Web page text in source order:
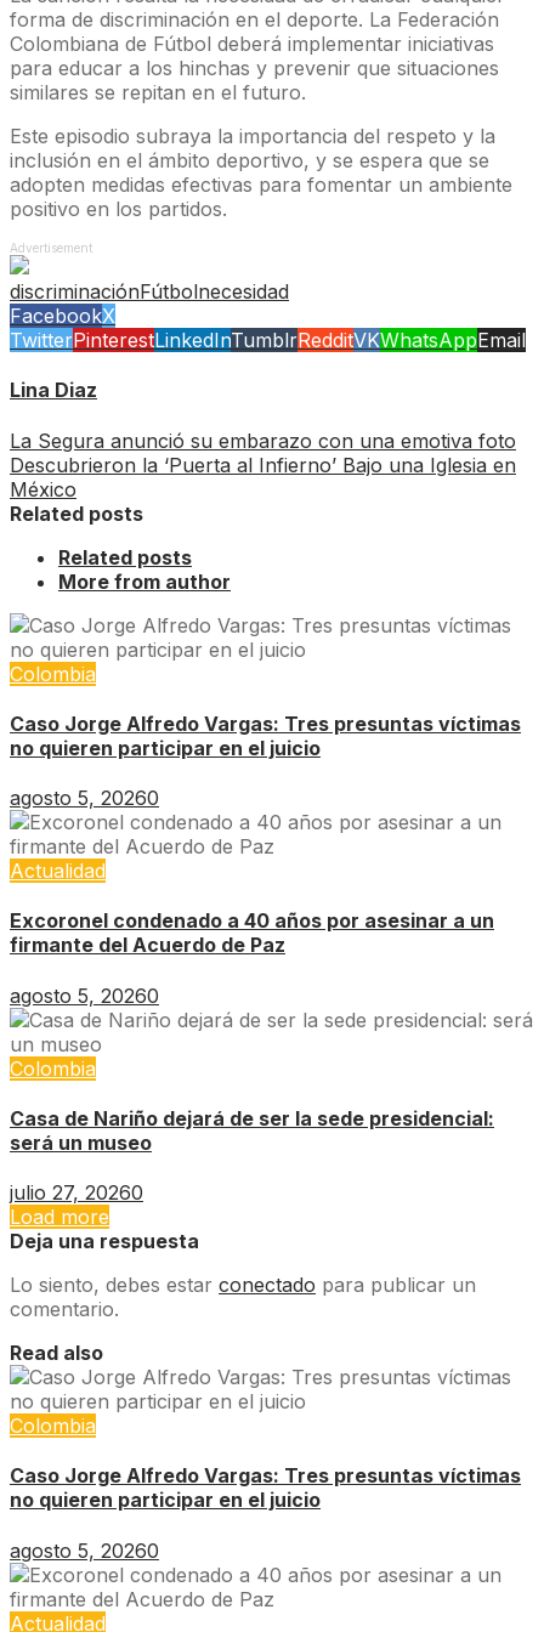
forma de discriminación en el deporte. La Federación
Colombiana de Fútbol deberá implementar iniciativas
para educar a los hinchas y prevenir que situaciones
similares se repitan en el futuro.
Este episodio subraya la importancia del respeto y la
inclusión en el ámbito deportivo, y se espera que se
adopten medidas efectivas para fomentar un ambiente
positivo en los partidos.
Advertisement
discriminaciónFútbolnecesidad
FacebookX
TwitterPinterestLinkedInTumblrRedditVKWhatsAppEmail
Lina Diaz
La Segura anunció su embarazo con una emotiva foto
Descubrieron la ‘Puerta al Infierno’ Bajo una Iglesia en
México
Related posts
Related posts
More from author
Colombia
Caso Jorge Alfredo Vargas: Tres presuntas víctimas
no quieren participar en el juicio
agosto 5, 20260
Actualidad
Excoronel condenado a 40 años por asesinar a un
firmante del Acuerdo de Paz
agosto 5, 20260
Colombia
Casa de Nariño dejará de ser la sede presidencial:
será un museo
julio 27, 20260
Load more
Deja una respuesta
Lo siento, debes estar conectado para publicar un
comentario.
Read also
Colombia
Caso Jorge Alfredo Vargas: Tres presuntas víctimas
no quieren participar en el juicio
agosto 5, 20260
Actualidad